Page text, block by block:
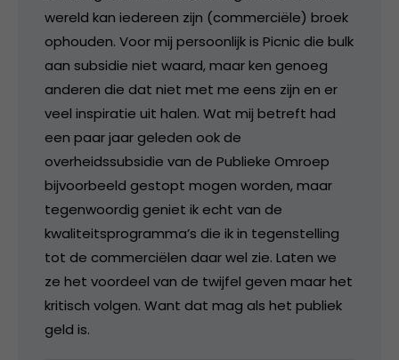
wereld kan iedereen zijn (commerciële) broek
ophouden. Voor mij persoonlijk is Picnic die bulk
aan subsidie niet waard, maar ken genoeg
anderen die dat niet met me eens zijn en er
veel inspiratie uit halen. Wat mij betreft had
een paar jaar geleden ook de
overheidssubsidie van de Publieke Omroep
bijvoorbeeld gestopt mogen worden, maar
tegenwoordig geniet ik echt van de
kwaliteitsprogramma’s die ik in tegenstelling
tot de commerciëlen daar wel zie. Laten we
ze het voordeel van de twijfel geven maar het
kritisch volgen. Want dat mag als het publiek
geld is.